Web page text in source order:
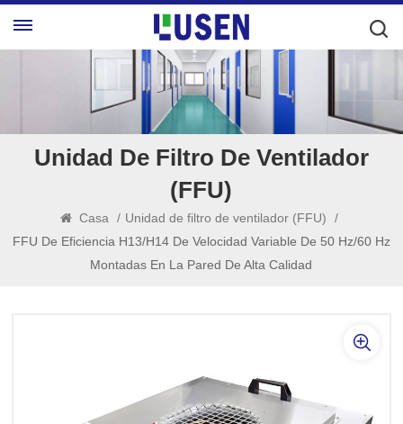
Unidad De Filtro De Ventilador
(FFU)
Casa / Unidad de filtro de ventilador (FFU)
/
FFU De Eficiencia H13/H14 De Velocidad Variable De 50 Hz/60 Hz
Montadas En La Pared De Alta Calidad